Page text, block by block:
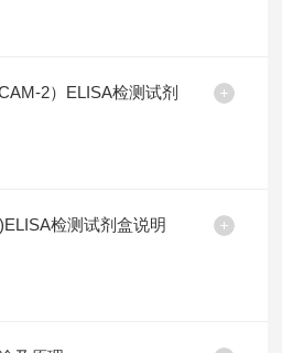
2）ELISA检测试剂
检测试剂盒说明